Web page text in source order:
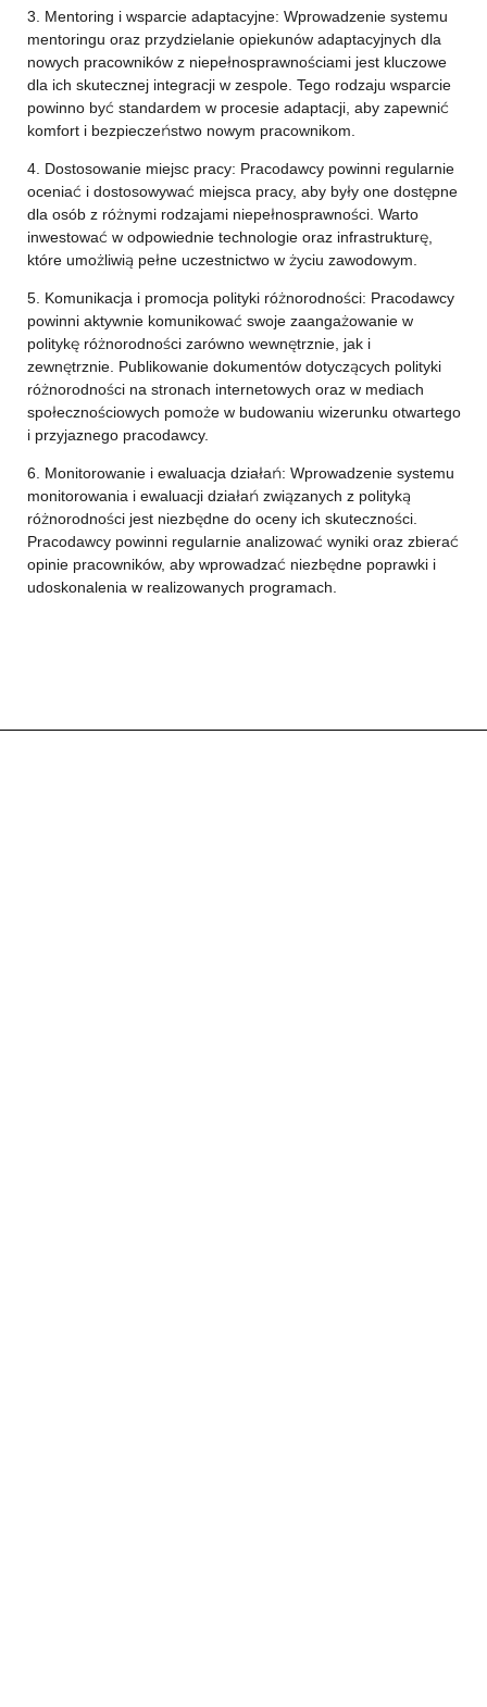
3. Mentoring i wsparcie adaptacyjne: Wprowadzenie systemu
mentoringu oraz przydzielanie opiekunów adaptacyjnych dla
nowych pracowników z niepełnosprawnościami jest kluczowe
dla ich skutecznej integracji w zespole. Tego rodzaju wsparcie
powinno być standardem w procesie adaptacji, aby zapewnić
komfort i bezpieczeństwo nowym pracownikom.
4. Dostosowanie miejsc pracy: Pracodawcy powinni regularnie
oceniać i dostosowywać miejsca pracy, aby były one dostępne
dla osób z różnymi rodzajami niepełnosprawności. Warto
inwestować w odpowiednie technologie oraz infrastrukturę,
które umożliwią pełne uczestnictwo w życiu zawodowym.
5. Komunikacja i promocja polityki różnorodności: Pracodawcy
powinni aktywnie komunikować swoje zaangażowanie w
politykę różnorodności zarówno wewnętrznie, jak i
zewnętrznie. Publikowanie dokumentów dotyczących polityki
różnorodności na stronach internetowych oraz w mediach
społecznościowych pomoże w budowaniu wizerunku otwartego
i przyjaznego pracodawcy.
6. Monitorowanie i ewaluacja działań: Wprowadzenie systemu
monitorowania i ewaluacji działań związanych z polityką
różnorodności jest niezbędne do oceny ich skuteczności.
Pracodawcy powinni regularnie analizować wyniki oraz zbierać
opinie pracowników, aby wprowadzać niezbędne poprawki i
udoskonalenia w realizowanych programach.